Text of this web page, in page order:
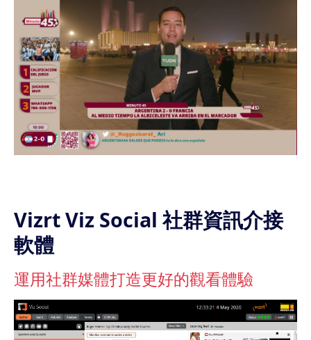
Vizrt Viz Social 社群資訊介接
軟體
運用社群媒體打造更好的觀看體驗